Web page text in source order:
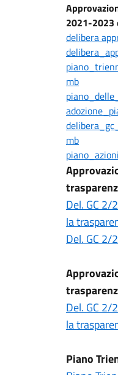
2021-2023
delibera
mb
mb
Del. GC
la
Del. GC
Del. GC
la
Piano